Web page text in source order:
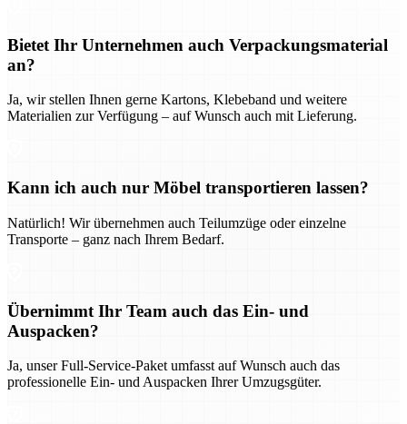
Bietet Ihr Unternehmen auch Verpackungsmaterial
an?
Ja, wir stellen Ihnen gerne Kartons, Klebeband und weitere
Materialien zur Verfügung – auf Wunsch auch mit Lieferung.
Kann ich auch nur Möbel transportieren lassen?
Natürlich! Wir übernehmen auch Teilumzüge oder einzelne
Transporte – ganz nach Ihrem Bedarf.
Übernimmt Ihr Team auch das Ein- und
Auspacken?
Ja, unser Full-Service-Paket umfasst auf Wunsch auch das
professionelle Ein- und Auspacken Ihrer Umzugsgüter.